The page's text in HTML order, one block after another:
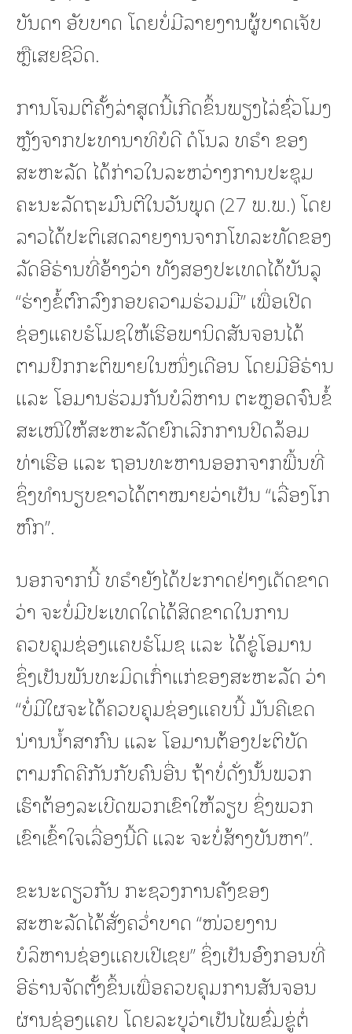
ບັນດາ ອັບບາດ ໂດຍບໍ່ມີລາຍງານຜູ້ບາດເຈັບ
ຫຼືເສຍຊີວິດ.
ການໂຈມຕີຄັ້ງລ່າສຸດນີ້ເກີດຂຶ້ນພຽງໄລ່ຊົ່ວໂມງ
ຫຼັງຈາກປະທານາທິບໍດີ ດໍໂນລ ທຣຳ ຂອງ
ສະຫະລັດ ໄດ້ກ່າວໃນລະຫວ່າງການປະຊຸມ
ຄະນະລັດຖະມົນຕີໃນວັນພຸດ (27 ພ.ພ.) ໂດຍ
ລາວໄດ້ປະຕິເສດລາຍງານຈາກໂທລະທັດຂອງ
ລັດອີຣ່ານທີ່ອ້າງວ່າ ທັງສອງປະເທດໄດ້ບັນລຸ
“ຮ່າງຂໍ້ຕົກລົງກອບຄວາມຮ່ວມມື” ເພື່ອເປີດ
ຊ່ອງແຄບຮໍໂມຊໃຫ້ເຮືອພານິດສັນຈອນໄດ້
ຕາມປົກກະຕິພາຍໃນໜຶ່ງເດືອນ ໂດຍມີອີຣ່ານ
ແລະ ໂອມານຮ່ວມກັນບໍລິຫານ ຕະຫຼອດຈົນຂໍ້
ສະເໜີໃຫ້ສະຫະລັດຍົກເລີກການປິດລ້ອມ
ທ່າເຮືອ ແລະ ຖອນທະຫານອອກຈາກພື້ນທີ່
ຊຶ່ງທຳນຽບຂາວໄດ້ຕາໝາຍວ່າເປັນ “ເລື່ອງໂກ
ຫົກ”.
ນອກຈາກນີ້ ທຣຳຍັງໄດ້ປະກາດຢ່າງເດັດຂາດ
ວ່າ ຈະບໍ່ມີປະເທດໃດໄດ້ສິດຂາດໃນການ
ຄວບຄຸມຊ່ອງແຄບຮໍໂມຊ ແລະ ໄດ້ຂູ່ໂອມານ
ຊຶ່ງເປັນພັນທະມິດເກົ່າແກ່ຂອງສະຫະລັດ ວ່າ
“ບໍ່ມີໃຜຈະໄດ້ຄວບຄຸມຊ່ອງແຄບນີ້ ມັນຄືເຂດ
ນ່ານນ້ຳສາກົນ ແລະ ໂອມານຕ້ອງປະຕິບັດ
ຕາມກົດຄືກັນກັບຄົນອື່ນ ຖ້າບໍ່ດັ່ງນັ້ນພວກ
ເຮົາຕ້ອງລະເບີດພວກເຂົາໃຫ້ລຽບ ຊຶ່ງພວກ
ເຂົາເຂົ້າໃຈເລື່ອງນີ້ດີ ແລະ ຈະບໍ່ສ້າງບັນຫາ”.
ຂະນະດຽວກັນ ກະຊວງການຄັງຂອງ
ສະຫະລັດໄດ້ສັ່ງຄວ່ຳບາດ “ໜ່ວຍງານ
ບໍລິຫານຊ່ອງແຄບເປີເຊຍ” ຊຶ່ງເປັນອົງກອນທີ່
ອີຣ່ານຈັດຕັ້ງຂຶ້ນເພື່ອຄວບຄຸມການສັນຈອນ
ຜ່ານຊ່ອງແຄບ ໂດຍລະບຸວ່າເປັນໄພຂົ່ມຂູ່ຕໍ່